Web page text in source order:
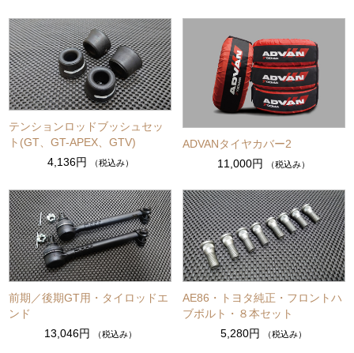
テンションロッドブッシュセッ
ト(GT、GT-APEX、GTV)
4,136円
（税込み）
ADVANタイヤカバー2
11,000円
（税込み）
前期／後期GT用・タイロッドエ
ンド
13,046円
（税込み）
AE86・トヨタ純正・フロントハ
ブボルト・８本セット
5,280円
（税込み）